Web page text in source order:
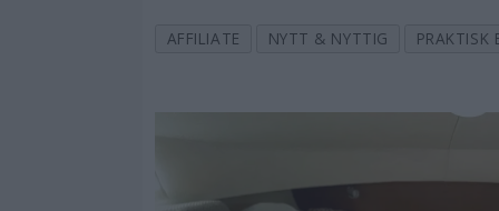
AFFILIATE NYTT & NYTTIG PRAKTISK